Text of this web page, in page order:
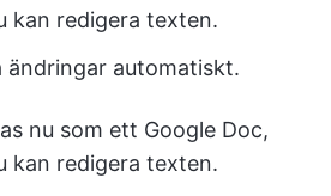
kan redigera texten.
ändringar automatiskt.
nu som ett Google Doc,
kan redigera texten.